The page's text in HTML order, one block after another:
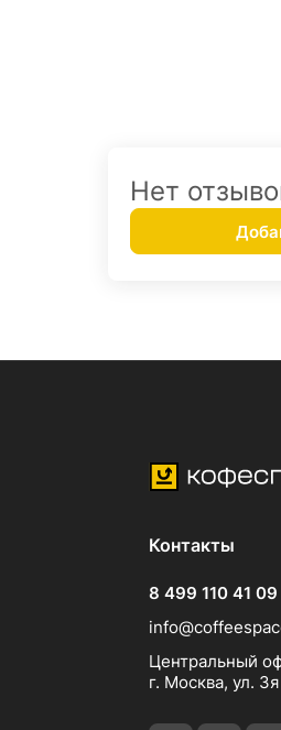
Нет
Контакты
8 499 110 41 09
Центральный
г. Москва, ул.